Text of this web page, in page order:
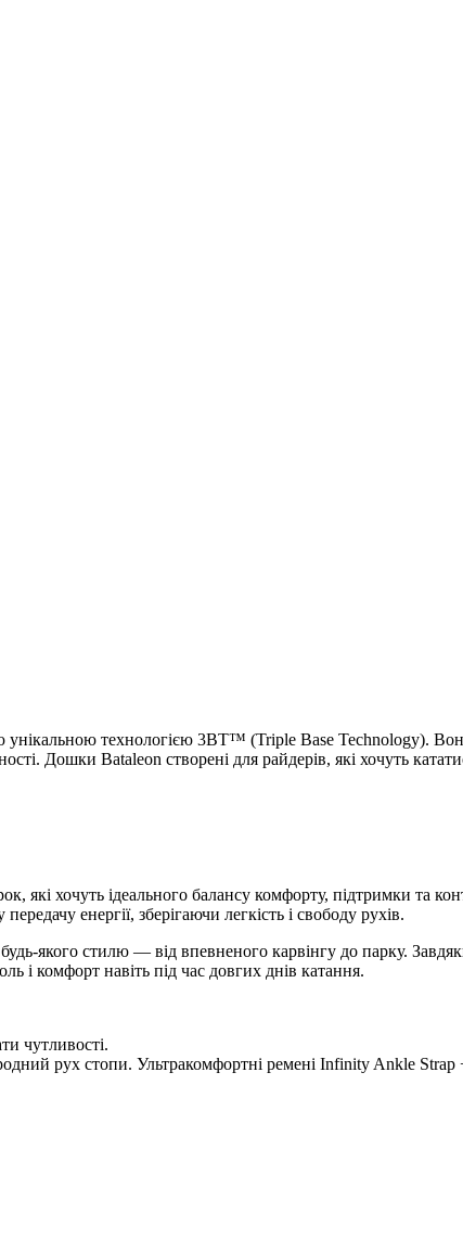
технологією 3BT™ (Triple Base Technology). Вона
Дошки Bataleon створені для райдерів, які хочуть
які хочуть ідеального балансу комфорту, підтримки та
енергії, зберігаючи легкість і свободу рухів.
якого стилю — від впевненого карвінгу до парку.
і комфорт навіть під час довгих днів катання.
чутливості.
рух стопи. Ультракомфортні ремені Infinity Ankle Strap +